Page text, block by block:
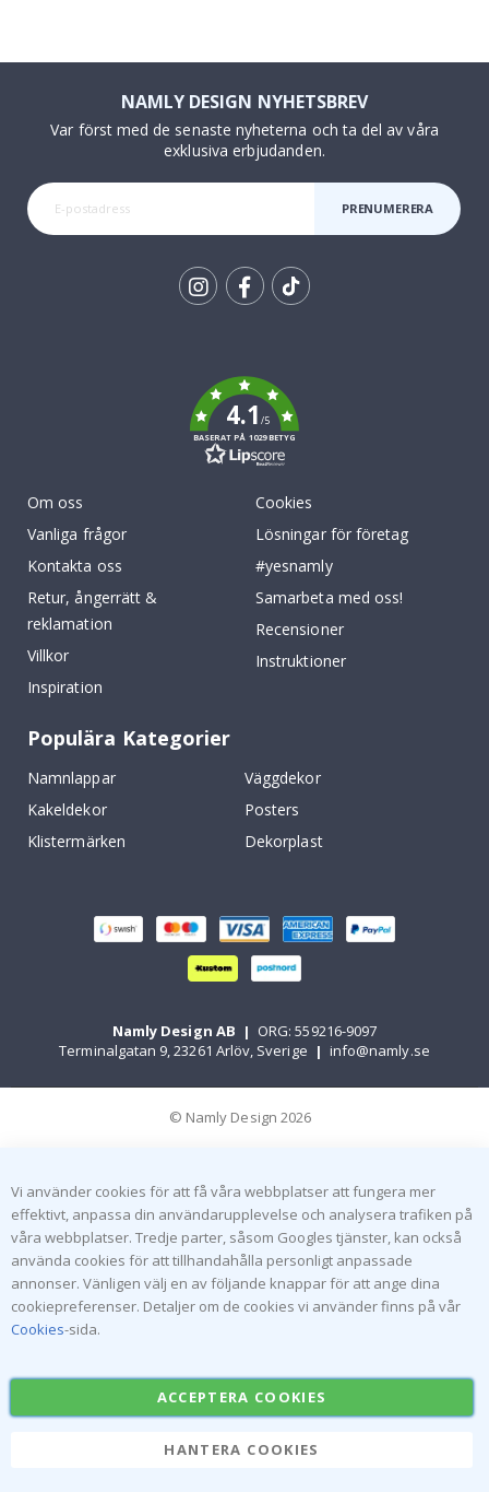
NAMLY DESIGN NYHETSBREV
Var först med de senaste nyheterna och ta del av våra
exklusiva erbjudanden.
PRENUMERERA
4.1/5
BASERAT PÅ 1029 BETYG
Om oss
Vanliga frågor
Kontakta oss
Retur, ångerrätt &
reklamation
Villkor
Inspiration
Cookies
Lösningar för företag
#yesnamly
Samarbeta med oss!
Recensioner
Instruktioner
Populära Kategorier
Namnlappar
Väggdekor
Kakeldekor
Posters
Klistermärken
Dekorplast
Namly Design AB | ORG: 559216-9097
Terminalgatan 9, 23261 Arlöv, Sverige | info@namly.se
© Namly Design 2026
Vi använder cookies för att få våra webbplatser att fungera mer
effektivt, anpassa din användarupplevelse och analysera trafiken på
våra webbplatser. Tredje parter, såsom Googles tjänster, kan också
använda cookies för att tillhandahålla personligt anpassade
annonser. Vänligen välj en av följande knappar för att ange dina
cookiepreferenser. Detaljer om de cookies vi använder finns på vår
Cookies-sida.
ACCEPTERA COOKIES
HANTERA COOKIES